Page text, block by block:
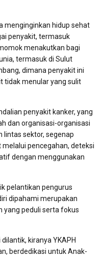
menginginkan hidup sehat
penyakit, termasuk
menakutkan bagi
termasuk di Sulut
dimana penyakit ini
tidak menular yang sulit
penyakit kanker, yang
dan organisasi-organisasi
lintas sektor, segenap
pencegahan, deteksi
dengan menggunakan
pelantikan pengurus
dipahami merupakan
yang peduli serta fokus
kiranya YKAPH
berdedikasi untuk Anak-